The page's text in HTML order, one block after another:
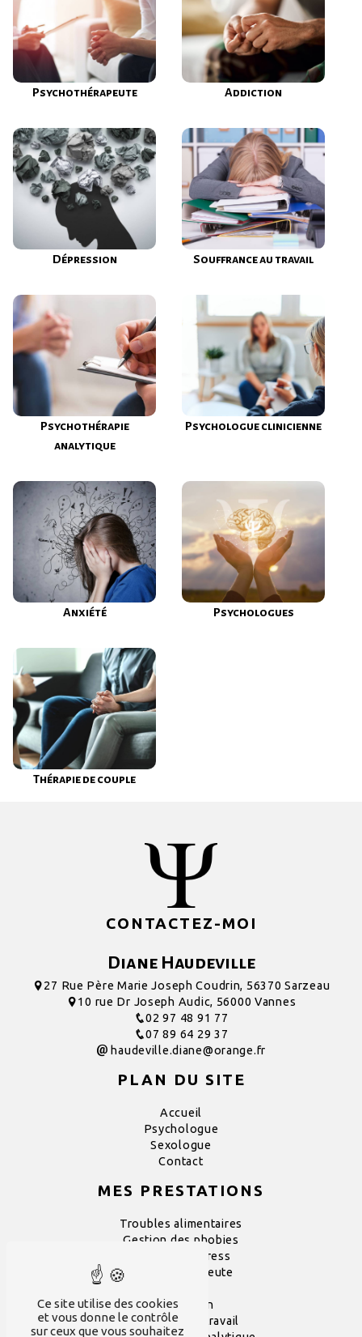
Psychothérapeute Addiction
Dépression Souffrance au travail
Psychothérapie
analytique
Psychologue clinicienne
Anxiété Psychologues
Thérapie de couple
CONTACTEZ-MOI
Diane Haudeville
27 Rue Père Marie Joseph Coudrin, 56370 Sarzeau
10 rue Dr Joseph Audic, 56000 Vannes
02 97 48 91 77
07 89 64 29 37
haudeville.diane@orange.fr
PLAN DU SITE
Accueil
Psychologue
Sexologue
Contact
MES PRESTATIONS
Troubles alimentaires
Gestion des phobies
Gestion du stress
Psychothérapeute
Dépression
Souffrance au travail
Ce site utilise des cookies
et vous donne le contrôle
sur ceux que vous souhaitez